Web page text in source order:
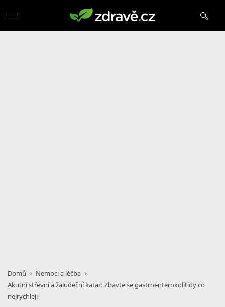
Domů
Nemoci a léčba
Akutní střevní a žaludeční katar: Zbavte se gastroenterokolitidy co
nejrychleji